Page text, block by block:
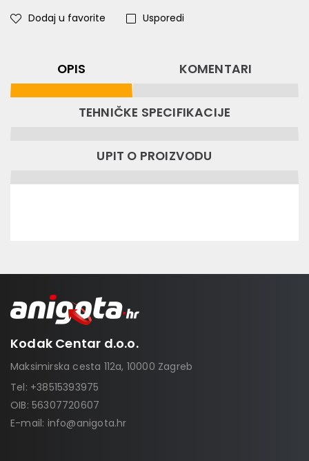
Dodaj u favorite Usporedi
OPIS KOMENTARI
TEHNIČKE SPECIFIKACIJE
UPIT O PROIZVODU
Kodak Centar d.o.o.
Maksimirska cesta 112a, 10000 Zagreb
Tel: +38515393975
OIB: 56307720607
E-mail: info@anigota.hr